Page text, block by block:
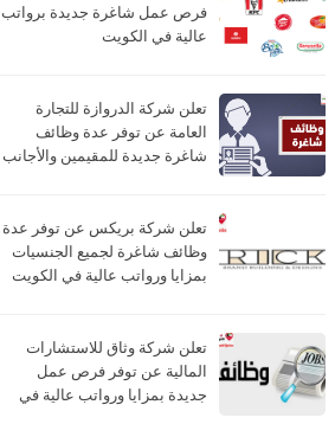
فرص عمل شاغرة جديدة برواتب
عالية في الكويت
تعلن شركة الدروازة للتجارة
العامة عن توفر عدة وظائف
شاغرة جديدة للمقيمين والأجانب
تعلن شركة بريكس عن توفر عدة
وظائف شاغرة لجميع الجنسيات
بمزايا ورواتب عالية في الكويت
تعلن شركة وثاق للاستشارات
المالية عن توفر فرص عمل
جديدة بمزايا ورواتب عالية في